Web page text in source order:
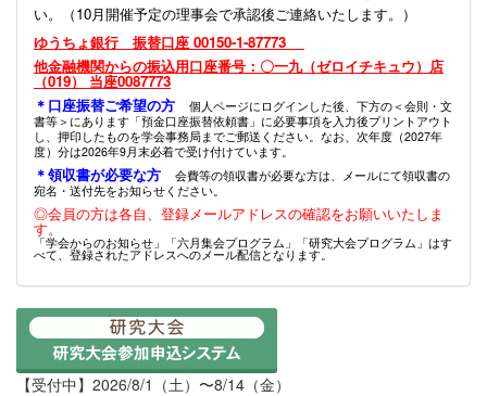
い。（10月開催予定の理事会で承認後ご連絡いたします。）
ゆうちょ銀行 振替口座 00150-1-87773
他金融機関からの振込用口座番号：〇一九（ゼロイチキュウ）店
（019） 当座0087773
＊口座振替ご希望の方
個人ページにログインした後、下方の＜会則・文
書等＞にあります「預金口座振替依頼書」に必要事項を入力後プリントアウト
し、押印したものを学会事務局までご郵送ください。なお、次年度（2027年
度）分は2026年9月末必着で受け付けています。
＊領収書が必要な方
会費等の領収書が必要な方は、メールにて領収書の
宛名・送付先をお知らせください。
◎会員の方は各自、登録メールアドレスの確認をお願いいたしま
す。
「学会からのお知らせ」「六月集会プログラム」「研究大会プログラム」はす
べて、登録されたアドレスへのメール配信となります。
【受付中】2026/8/1（土）〜8/14（金）